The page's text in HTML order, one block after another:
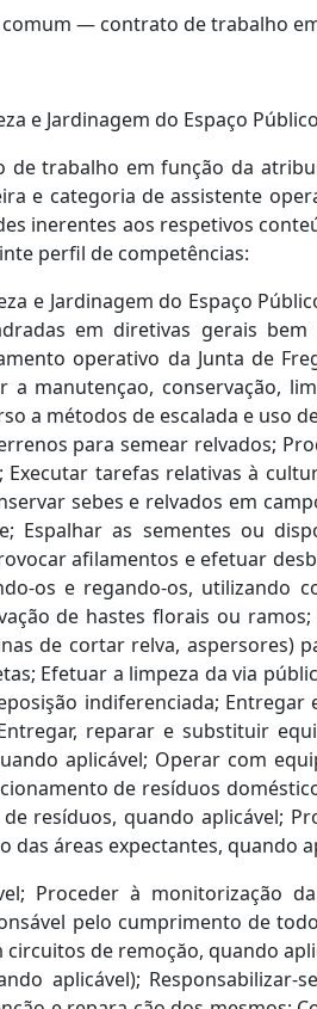
— contrato de trabalho
e Jardinagem do Espaço
trabalho em função da
e categoria de assistente
inerentes aos respetivos
perfil de competências:
e Jardinagem do Espaço
em diretivas gerais
operativo da Junta de
a manutençao, conservação,
a métodos de escalada e uso
para semear relvados;
tarefas relativas à
sebes e relvados em
Espalhar as sementes ou
afilamentos e efetuar
os e regando-os, utilizando
de hastes florais ou
de cortar relva, aspersores)
Efetuar a limpeza da via
indiferenciada;
reparar e substituir
aplicável; Operar com
de resíduos
resíduos, quando aplicável;
das áreas expectantes, quando
Proceder à monitorização
pelo cumprimento de
de remoçăo, quando
aplicável);